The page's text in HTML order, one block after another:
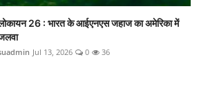
26 : भारत के आईएनएस जहाज का अमेरिका में
Jul 13, 2026 0 36